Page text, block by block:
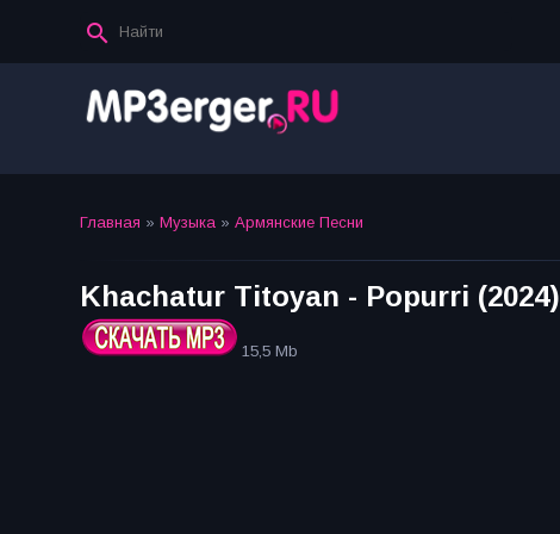
Главная » Музыка » Армянские Песни
Khachatur Titoyan - Popurri (2024)
15,5 Mb